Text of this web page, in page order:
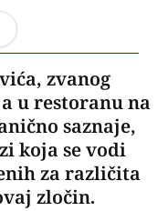
zvanog
u restoranu na
saznaje,
koja se vodi
za različita
zločin.